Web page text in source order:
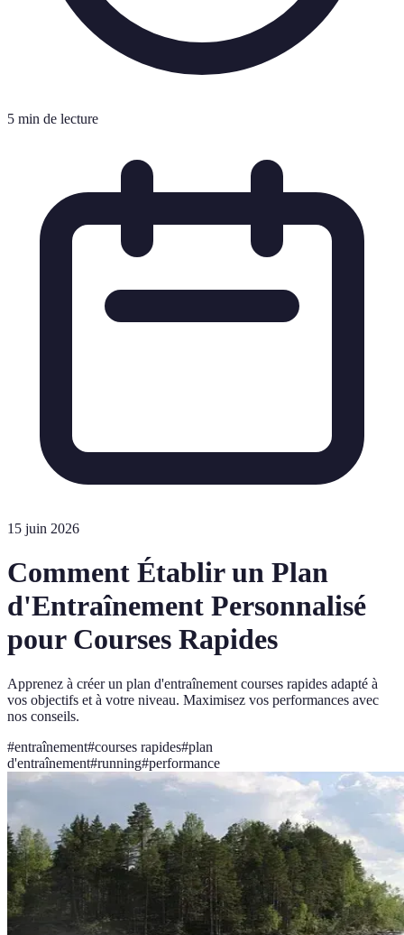
5 min de lecture
15 juin 2026
Comment Établir un Plan
d'Entraînement Personnalisé
pour Courses Rapides
Apprenez à créer un plan d'entraînement courses rapides adapté à
vos objectifs et à votre niveau. Maximisez vos performances avec
nos conseils.
#entraînement#courses rapides#plan
d'entraînement#running#performance